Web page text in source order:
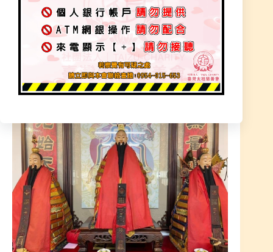
第三種，遭遇了特殊事情，譬如：目睹或經歷車
禍，兇殺，受到大的驚嚇等。
第四種，自身處於身弱狀態、敏感體質，譬如：生
病、大病初癒、過度勞累、精神異常、精神無法集
中、精神狀態極差時。